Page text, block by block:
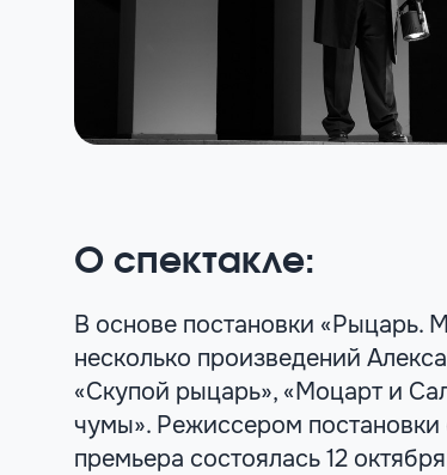
О спектакле:
В основе постановки «Рыцарь.
несколько произведений
«Скупой рыцарь», «Моцарт и
чумы». Режиссером
премьера состоялась 12